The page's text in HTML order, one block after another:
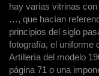
hay varias vitrinas
…, que hacían
principios del siglo
fotografía, el uniforme
Artillería del modelo
página 71 o una